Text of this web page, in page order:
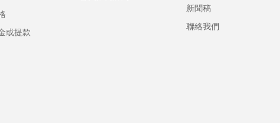
或提款
新聞稿
聯絡我們